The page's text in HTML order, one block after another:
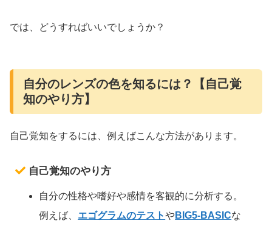
では、どうすればいいでしょうか？
自分のレンズの色を知るには？【自己覚
知のやり方】
自己覚知をするには、例えばこんな方法があります。
自己覚知のやり方
自分の性格や嗜好や感情を客観的に分析する。
例えば、 エゴグラムのテストやBIG5-BASICな